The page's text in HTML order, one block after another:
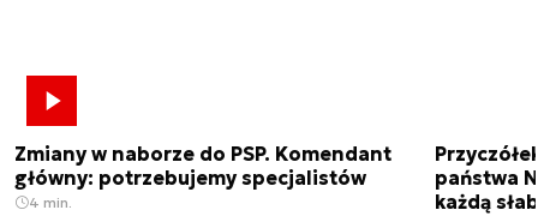
Zmiany w naborze do PSP. Komendant
główny: potrzebujemy specjalistów
4 min.
państwa
każdą